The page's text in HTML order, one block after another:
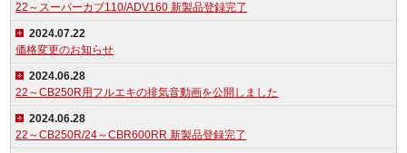
22～スーパーカブ110/ADV160 新製品登録完了
2024.07.22
価格変更のお知らせ
2024.06.28
22～CB250R用フルエキの排気音動画を公開しました
2024.06.28
22～CB250R/24～CBR600RR 新製品登録完了